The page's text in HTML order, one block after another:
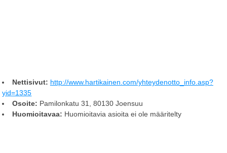
Nettisivut: http://www.hartikainen.com/yhteydenotto_info.asp?
yid=1335
Osoite: Pamilonkatu 31, 80130 Joensuu
Huomioitavaa: Huomioitavia asioita ei ole määritelty